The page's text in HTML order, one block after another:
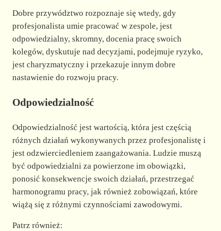
Dobre przywództwo rozpoznaje się wtedy, gdy
profesjonalista umie pracować w zespole, jest
odpowiedzialny, skromny, docenia pracę swoich
kolegów, dyskutuje nad decyzjami, podejmuje ryzyko,
jest charyzmatyczny i przekazuje innym dobre
nastawienie do rozwoju pracy.
Odpowiedzialność
Odpowiedzialność jest wartością, która jest częścią
różnych działań wykonywanych przez profesjonalistę i
jest odzwierciedleniem zaangażowania. Ludzie muszą
być odpowiedzialni za powierzone im obowiązki,
ponosić konsekwencje swoich działań, przestrzegać
harmonogramu pracy, jak również zobowiązań, które
wiążą się z różnymi czynnościami zawodowymi.
Patrz również: